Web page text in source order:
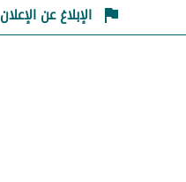
الإبلاغ عن الإعلان